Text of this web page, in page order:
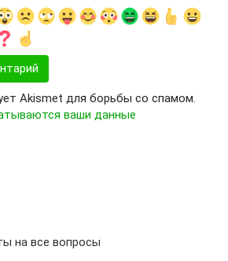
Akismet для борьбы со спамом.
ваши данные
на все вопросы